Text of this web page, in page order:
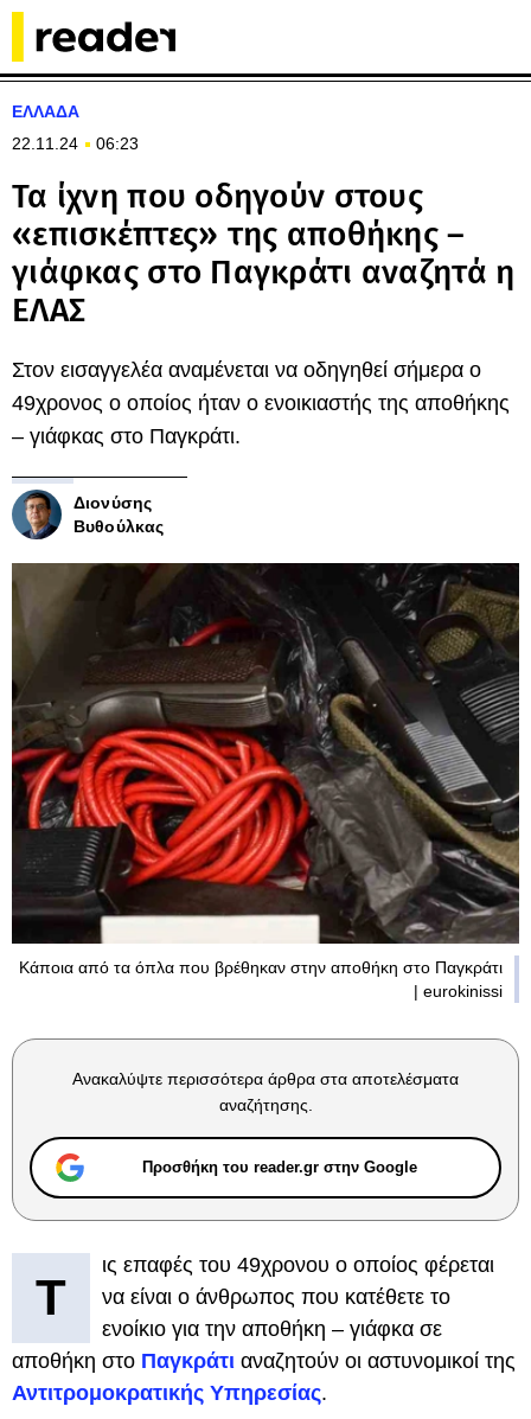
ΕΛΛΑΔΑ
22.11.24
06:23
Τα ίχνη που οδηγούν στους
«επισκέπτες» της αποθήκης –
γιάφκας στο Παγκράτι αναζητά η
ΕΛΑΣ
Στον εισαγγελέα αναμένεται να οδηγηθεί σήμερα ο
49χρονος ο οποίος ήταν ο ενοικιαστής της αποθήκης
– γιάφκας στο Παγκράτι.
Διονύσης
Βυθούλκας
Κάποια από τα όπλα που βρέθηκαν στην αποθήκη στο Παγκράτι
| eurokinissi
Ανακαλύψτε περισσότερα άρθρα στα αποτελέσματα
αναζήτησης.
Προσθήκη του reader.gr στην Google
Τ
ις επαφές του 49χρονου ο οποίος φέρεται
να είναι ο άνθρωπος που κατέθετε το
ενοίκιο για την αποθήκη – γιάφκα σε
αποθήκη στο Παγκράτι αναζητούν οι αστυνομικοί της
Αντιτρομοκρατικής Υπηρεσίας.